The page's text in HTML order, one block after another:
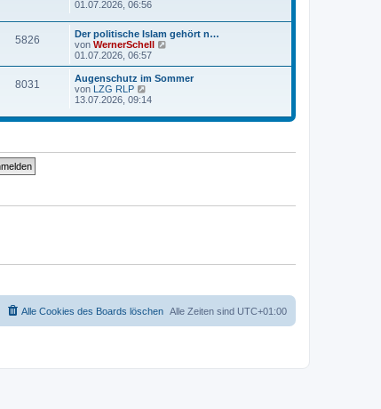
a
g
r
B
t
r
e
s
r
B
r
01.07.2026, 06:56
5826
Der politische Islam gehört n…
von WernerSchell
u
e
r
i
01.07.2026, 06:57
8031
Augenschutz im Sommer
von LZG RLP
e
e
e
t
13.07.2026, 09:14
Alle Zeiten sind UTC+01:00
Alle Cookies des Boards löschen